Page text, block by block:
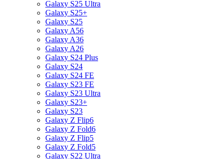
Galaxy S25 Ultra
Galaxy S25+
Galaxy S25
Galaxy A56
Galaxy A36
Galaxy A26
Galaxy S24 Plus
Galaxy S24
Galaxy S24 FE
Galaxy S23 FE
Galaxy S23 Ultra
Galaxy S23+
Galaxy S23
Galaxy Z Flip6
Galaxy Z Fold6
Galaxy Z Flip5
Galaxy Z Fold5
Galaxy S22 Ultra